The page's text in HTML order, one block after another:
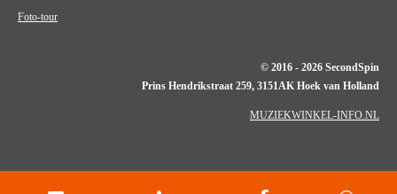
Foto-tour
© 2016 - 2026 SecondSpin
Prins Hendrikstraat 259, 3151AK Hoek van Holland
MUZIEKWINKEL-INFO.NL